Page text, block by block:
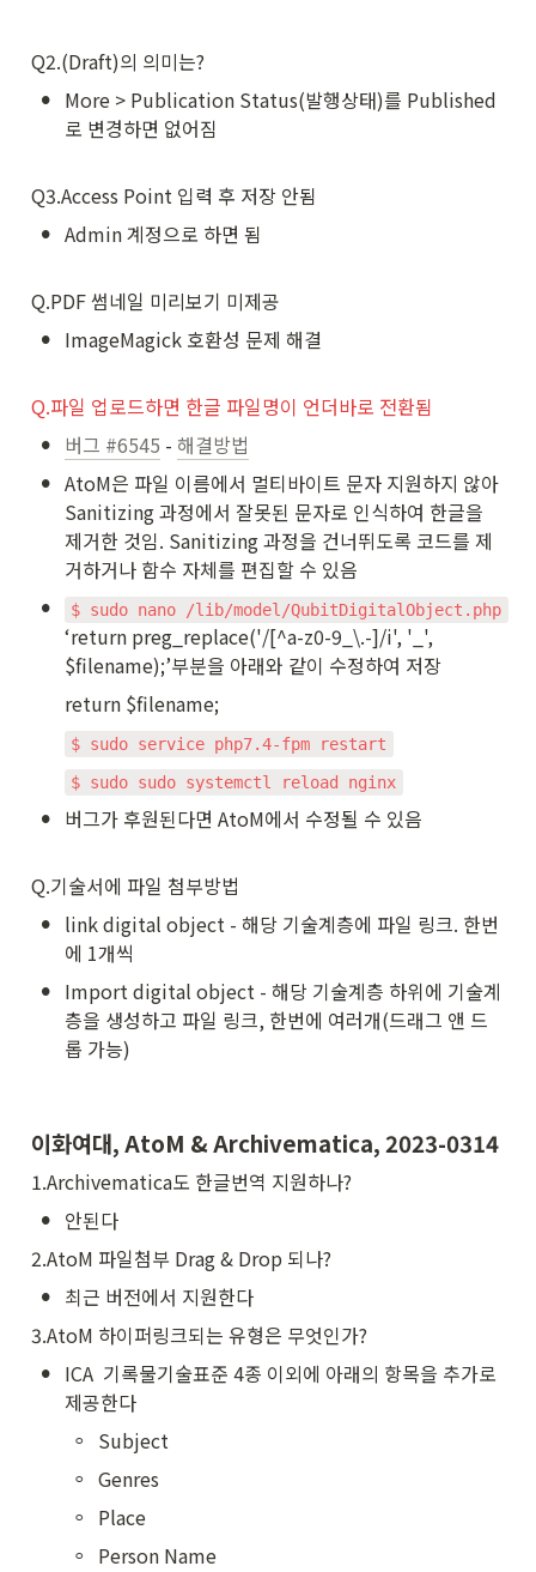
Q2.(Draft)의 의미는?
• More > Publication Status(발행상태)를 Published
로 변경하면 없어짐
Q3.Access Point 입력 후 저장 안됨
• Admin 계정으로 하면 됨
Q.PDF 썸네일 미리보기 미제공
• ImageMagick 호환성 문제 해결
Q.파일 업로드하면 한글 파일명이 언더바로 전환됨
• 버그 #6545 - 해결방법
• AtoM은 파일 이름에서 멀티바이트 문자 지원하지 않아
Sanitizing 과정에서 잘못된 문자로 인식하여 한글을
제거한 것임. Sanitizing 과정을 건너뛰도록 코드를 제
거하거나 함수 자체를 편집할 수 있음
•
‘return preg_replace('/[^a-z0-9_\.-]/i', '_',
$filename);’부분을 아래와 같이 수정하여 저장
return $filename;
$ sudo service php7.4-fpm restart
$ sudo sudo systemctl reload nginx
• 버그가 후원된다면 AtoM에서 수정될 수 있음
Q.기술서에 파일 첨부방법
• link digital object - 해당 기술계층에 파일 링크. 한번
에 1개씩
• Import digital object - 해당 기술계층 하위에 기술계
층을 생성하고 파일 링크, 한번에 여러개(드래그 앤 드
롭 가능)
이화여대, AtoM & Archivematica, 2023-0314
1.Archivematica도 한글번역 지원하나?
• 안된다
2.AtoM 파일첨부 Drag & Drop 되나?
• 최근 버전에서 지원한다
3.AtoM 하이퍼링크되는 유형은 무엇인가?
• ICA  기록물기술표준 4종 이외에 아래의 항목을 추가로
제공한다
◦ Subject
◦ Genres
◦ Place
◦ Person Name